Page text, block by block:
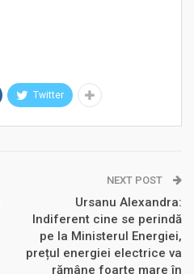
Twitter
NEXT POST
Ursanu Alexandra:
Indiferent cine se perindă
pe la Ministerul Energiei,
prețul energiei electrice va
rămâne foarte mare în